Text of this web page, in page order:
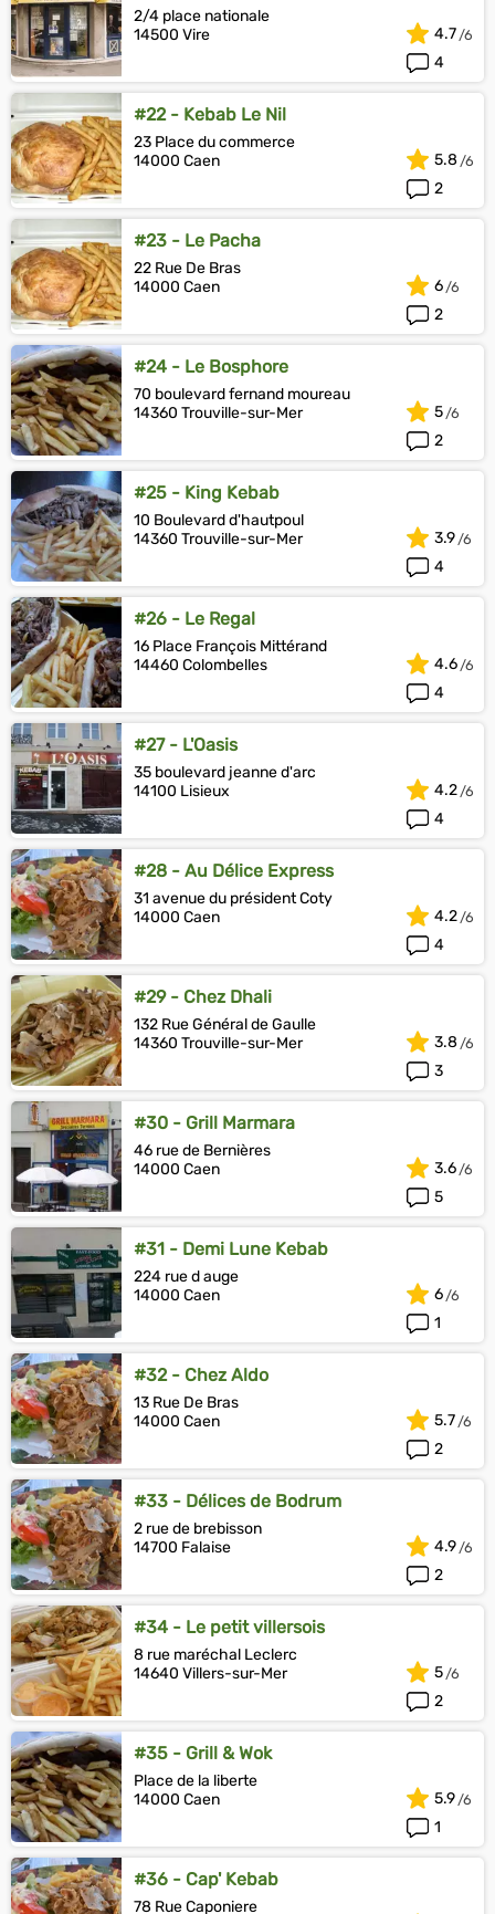
2/4 place nationale
14500 Vire
4
4.7
#22 - Kebab Le Nil
23 Place du commerce
14000 Caen
2
5.8
#23 - Le Pacha
22 Rue De Bras
14000 Caen
2
6
#24 - Le Bosphore
70 boulevard fernand moureau
14360 Trouville-sur-Mer
2
5
#25 - King Kebab
10 Boulevard d'hautpoul
14360 Trouville-sur-Mer
4
3.9
#26 - Le Regal
16 Place François Mittérand
14460 Colombelles
4
4.6
#27 - L'Oasis
35 boulevard jeanne d'arc
14100 Lisieux
4
4.2
#28 - Au Délice Express
31 avenue du président Coty
14000 Caen
4
4.2
#29 - Chez Dhali
132 Rue Général de Gaulle
14360 Trouville-sur-Mer
3
3.8
#30 - Grill Marmara
46 rue de Bernières
14000 Caen
5
3.6
#31 - Demi Lune Kebab
224 rue d auge
14000 Caen
1
6
#32 - Chez Aldo
13 Rue De Bras
14000 Caen
2
5.7
#33 - Délices de Bodrum
2 rue de brebisson
14700 Falaise
2
4.9
#34 - Le petit villersois
8 rue maréchal Leclerc
14640 Villers-sur-Mer
2
5
#35 - Grill & Wok
Place de la liberte
14000 Caen
1
5.9
#36 - Cap' Kebab
78 Rue Caponiere